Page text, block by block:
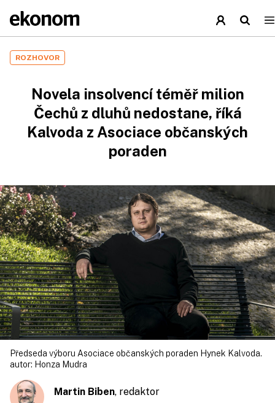
ROZHOVOR
Novela insolvencí téměř milion
Čechů z dluhů nedostane, říká
Kalvoda z Asociace občanských
poraden
Předseda výboru Asociace občanských poraden Hynek Kalvoda.
autor: Honza Mudra
Martin Biben, redaktor